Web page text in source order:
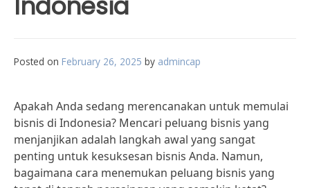
Posted on February 26, 2025 by admincap
Apakah Anda sedang merencanakan untuk memulai
bisnis di Indonesia? Mencari peluang bisnis yang
menjanjikan adalah langkah awal yang sangat
penting untuk kesuksesan bisnis Anda. Namun,
bagaimana cara menemukan peluang bisnis yang